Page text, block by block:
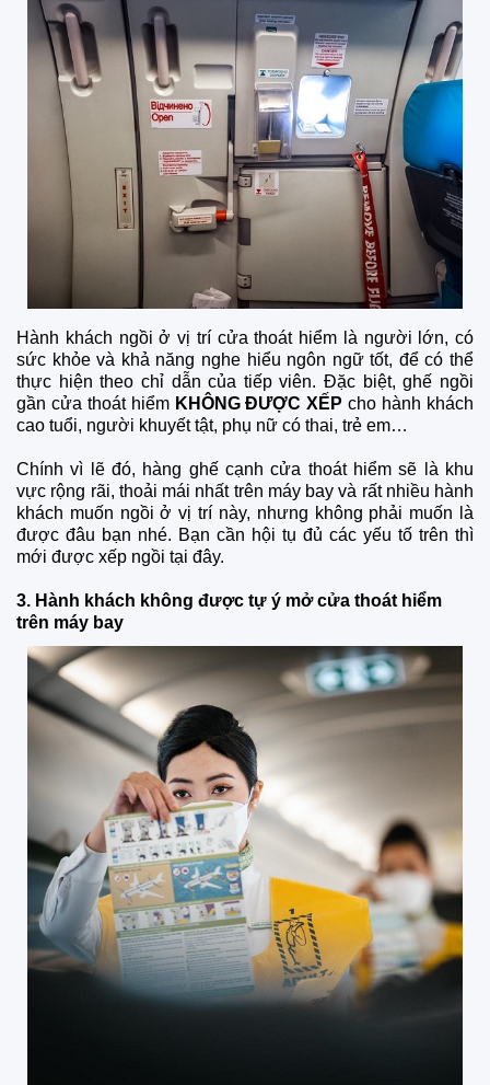
Hành khách ngồi ở vị trí cửa thoát hiểm là người lớn, có
sức khỏe và khả năng nghe hiểu ngôn ngữ tốt, để có thể
thực hiện theo chỉ dẫn của tiếp viên. Đặc biệt, ghế ngồi
gần cửa thoát hiểm KHÔNG ĐƯỢC XẾP cho hành khách
cao tuổi, người khuyết tật, phụ nữ có thai, trẻ em…
Chính vì lẽ đó, hàng ghế cạnh cửa thoát hiểm sẽ là khu
vực rộng rãi, thoải mái nhất trên máy bay và rất nhiều hành
khách muốn ngồi ở vị trí này, nhưng không phải muốn là
được đâu bạn nhé. Bạn cần hội tụ đủ các yếu tố trên thì
mới được xếp ngồi tại đây.
3. Hành khách không được tự ý mở cửa thoát hiểm
trên máy bay